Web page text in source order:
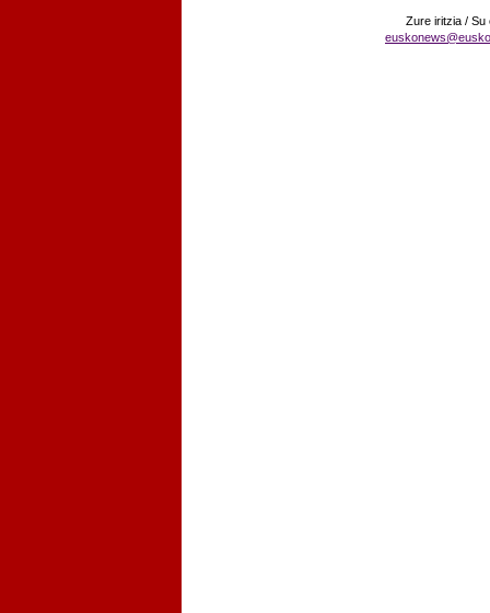
Zure iritzia / Su